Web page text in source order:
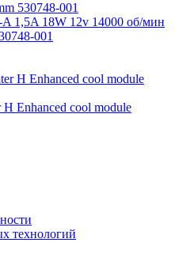
1,5A 18W 12v 14000 об/мин
001
Enhanced cool module
технологий